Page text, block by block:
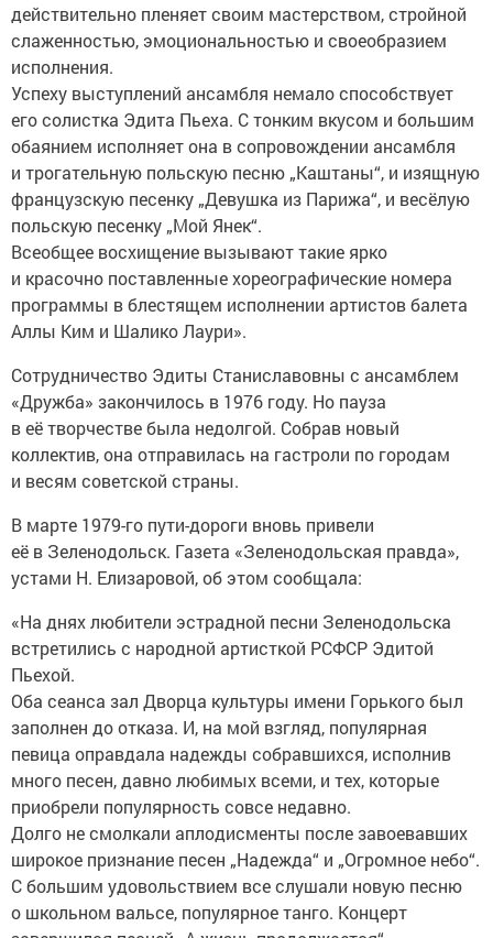
действительно пленяет своим мастерством, стройной
слаженностью, эмоциональностью и своеобразием
исполнения.
Успеху выступлений ансамбля немало способствует
его солистка Эдита Пьеха. С тонким вкусом и большим
обаянием исполняет она в сопровождении ансамбля
и трогательную польскую песню „Каштаны“, и изящную
французскую песенку „Девушка из Парижа“, и весёлую
польскую песенку „Мой Янек“.
Всеобщее восхищение вызывают такие ярко
и красочно поставленные хореографические номера
программы в блестящем исполнении артистов балета
Аллы Ким и Шалико Лаури».
Сотрудничество Эдиты Станиславовны с ансамблем
«Дружба» закончилось в 1976 году. Но пауза
в её творчестве была недолгой. Собрав новый
коллектив, она отправилась на гастроли по городам
и весям советской страны.
В марте 1979-го пути-дороги вновь привели
её в Зеленодольск. Газета «Зеленодольская правда»,
устами Н. Елизаровой, об этом сообщала:
«На днях любители эстрадной песни Зеленодольска
встретились с народной артисткой РСФСР Эдитой
Пьехой.
Оба сеанса зал Дворца культуры имени Горького был
заполнен до отказа. И, на мой взгляд, популярная
певица оправдала надежды собравшихся, исполнив
много песен, давно любимых всеми, и тех, которые
приобрели популярность совсе недавно.
Долго не смолкали аплодисменты после завоевавших
широкое признание песен „Надежда“ и „Огромное небо“.
С большим удовольствием все слушали новую песню
о школьном вальсе, популярное танго. Концерт